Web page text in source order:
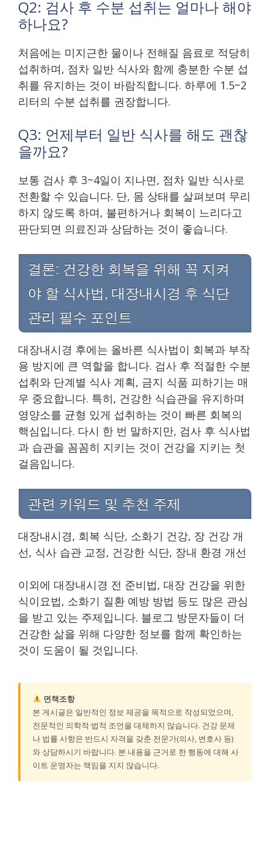
Q2: 검사 후 수분 섭취는 얼마나 해야
하나요?
처음에는 미지근한 물이나 전해질 음료로 적당히
섭취하며, 점차 일반 식사와 함께 충분한 수분 섭
취를 유지하는 것이 바람직합니다. 하루에 1.5~2
리터의 수분 섭취를 권장합니다.
Q3: 언제부터 일반 식사를 해도 괜찮
을까요?
보통 검사 후 3~4일이 지나면, 점차 일반 식사로
전환할 수 있습니다. 단, 몸 상태를 살펴보며 무리
하지 않도록 하며, 불편하거나 회복이 느리다고
판단되면 의료진과 상담하는 것이 좋습니다.
결론: 건강한 회복을 위해 꼭 지켜
야 할 식사법, 대장내시경 후 식단
관리 필수 포인트
대장내시경 후에는 올바른 식사법이 회복과 부작
용 방지에 큰 역할을 합니다. 검사 후 적절한 수분
섭취와 단계별 식사 계획, 금지 식품 피하기는 매
우 중요합니다. 특히, 건강한 식습관을 유지하며
영양소를 균형 있게 섭취하는 것이 빠른 회복의
핵심입니다. 다시 한 번 말하지만, 검사 후 식사법
과 습관을 꼼꼼히 지키는 것이 건강을 지키는 첫
걸음입니다.
관련 키워드 및 추천 주제
대장내시경, 회복 식단, 소화기 건강, 장 건강 개
선, 식사 습관 교정, 건강한 식단, 장내 환경 개선
이외에 대장내시경 전 준비법, 대장 건강을 위한
식이요법, 소화기 질환 예방 방법 등도 많은 관심
을 받고 있는 주제입니다. 블로그 방문자들이 더
건강한 삶을 위해 다양한 정보를 함께 확인하는
것이 도움이 될 것입니다.
면책조항
본 게시글은 일반적인 정보 제공을 목적으로 작성되었으며,
전문적인 의학적·법적 조언을 대체하지 않습니다. 건강 문제
나 법률 사항은 반드시 자격을 갖춘 전문가(의사, 변호사 등)
와 상담하시기 바랍니다. 본 내용을 근거로 한 행동에 대해 사
이트 운영자는 책임을 지지 않습니다.